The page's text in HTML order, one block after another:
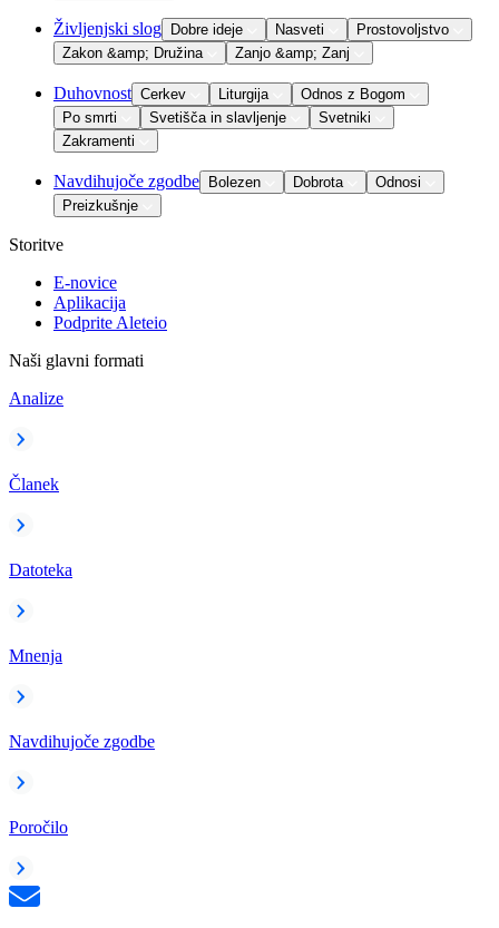
Življenjski slog Dobre ideje Nasveti
Prostovoljstvo
Zakon &amp; Družina
Zanjo &amp; Zanj
Duhovnost Cerkev Liturgija
Odnos z Bogom
Po smrti
Svetišča in slavljenje
Svetniki
Zakramenti
Navdihujoče zgodbe Bolezen Dobrota
Odnosi
Preizkušnje
Storitve
E-novice
Aplikacija
Podprite Aleteio
Naši glavni formati
Analize
Članek
Datoteka
Mnenja
Navdihujoče zgodbe
Poročilo